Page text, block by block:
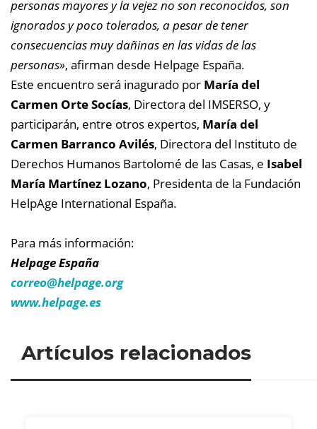
personas mayores y la vejez no son reconocidos, son
ignorados y poco tolerados, a pesar de tener
consecuencias muy dañinas en las vidas de las
personas», afirman desde Helpage España.
Este encuentro será inagurado por María del
Carmen Orte Socías, Directora del IMSERSO, y
participarán, entre otros expertos, María del
Carmen Barranco Avilés, Directora del Instituto de
Derechos Humanos Bartolomé de las Casas, e Isabel
María Martínez Lozano, Presidenta de la Fundación
HelpAge International España.
Para más información:
Helpage España
correo@helpage.org
www.helpage.es
Artículos relacionados